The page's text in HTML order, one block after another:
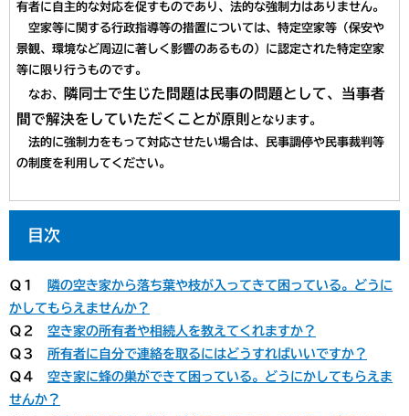
有者に自主的な対応を促すものであり、法的な強制力はありません。
空家等に関する行政指導等の措置については、特定空家等（保安や
景観、環境など周辺に著しく影響のあるもの）に認定された特定空家
等に限り行うものです。
なお、
隣同士で生じた問題は民事の問題として、当事者
間で解決をしていただくことが原則 となります。
法的に強制力をもって対応させたい場合は、民事調停や民事裁判等
の制度を利用してください。
目次
Ｑ１
隣の空き家から落ち葉や枝が入ってきて困っている。どうに
かしてもらえませんか？
Ｑ２ 空き家の所有者や相続人を教えてくれますか？
Ｑ３ 所有者に自分で連絡を取るにはどうすればいいですか？
​Ｑ４ 空き家に蜂の巣ができて困っている。どうにかしてもらえま
せんか？